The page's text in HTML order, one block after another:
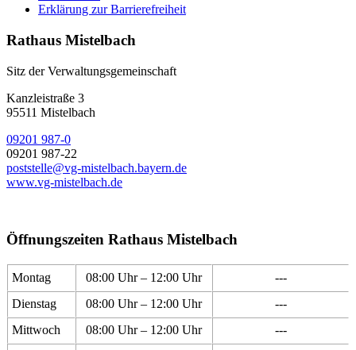
Erklärung zur Barrierefreiheit
Rathaus Mistelbach
Sitz der Verwaltungsgemeinschaft
Kanzleistraße 3
95511 Mistelbach
09201 987-0
09201 987-22
poststelle@vg-mistelbach.bayern.de
www.vg-mistelbach.de
Öffnungszeiten Rathaus Mistelbach
Montag 08:00 Uhr – 12:00 Uhr
---
Dienstag
08:00 Uhr – 12:00 Uhr
---
Mittwoch
08:00 Uhr – 12:00 Uhr
---